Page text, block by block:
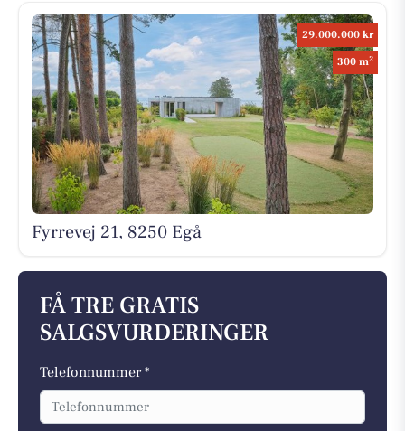
29.000.000 kr
300 m2
Fyrrevej 21, 8250 Egå
FÅ TRE GRATIS
SALGSVURDERINGER
Telefonnummer *